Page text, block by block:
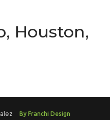
Houston,
By Franchi Design